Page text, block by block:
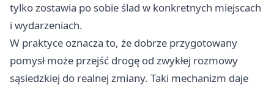
tylko zostawia po sobie ślad w konkretnych miejscach
i wydarzeniach.
W praktyce oznacza to, że dobrze przygotowany
pomysł może przejść drogę od zwykłej rozmowy
sąsiedzkiej do realnej zmiany. Taki mechanizm daje